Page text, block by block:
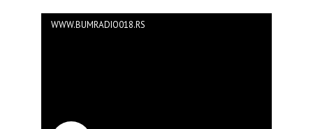
WWW.BUMRADIO018.RS